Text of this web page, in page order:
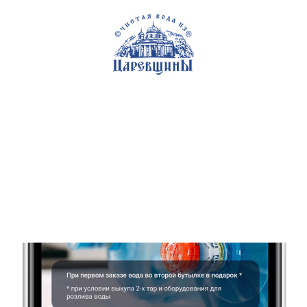
Источник в Царевщине